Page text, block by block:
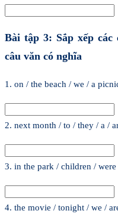
Bài tập 3: Sắp xếp
câu văn có nghĩa
1. on / the beach / we / a
2. next month / to / they / a /
3. in the park / children /
4. the movie / tonight / we /